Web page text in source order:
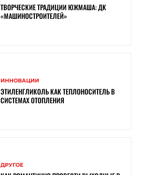
ТВОРЧЕСКИЕ ТРАДИЦИИ ЮЖМАША: ДК
«МАШИНОСТРОИТЕЛЕЙ»
ИННОВАЦИИ
ЭТИЛЕНГЛИКОЛЬ КАК ТЕПЛОНОСИТЕЛЬ В
СИСТЕМАХ ОТОПЛЕНИЯ
ДРУГОЕ